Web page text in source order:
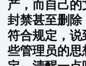
产，而自己的
封禁甚至删
符合规定，
些管理员的